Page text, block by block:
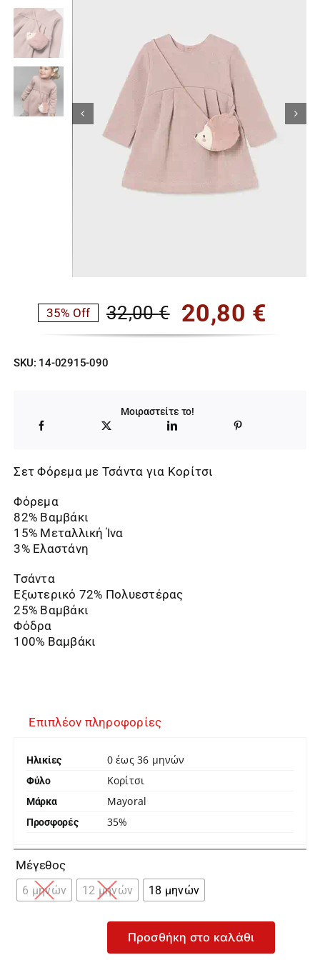
Κορίτσι
Εσώρουχα
Είδη Παρέλασης
32,00€
Original
price
32,00 €.
20,80 €
Η
τρέχουσα
είναι:
20,80 €.
35% Off
SKU: 14-02915-090
Μοιραστείτε το!
Σετ Φόρεμα με Τσάντα για Κορίτσι
Φόρεμα
82% Βαμβάκι
15% Μεταλλική Ίνα
3% Ελαστάνη
Τσάντα
Εξωτερικό 72% Πολυεστέρας
25% Βαμβάκι
Φόδρα
100% Βαμβάκι
Επιπλέον πληροφορίες
Ηλικίες 0 έως 36 μηνών
Φύλο Κορίτσι
Μάρκα Mayoral
Προσφορές 35%
Μέγεθος
6 μηνών 12 μηνών 18 μηνών
Προσθήκη στο καλάθι